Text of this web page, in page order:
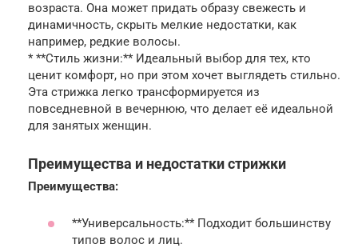
возраста. Она может придать образу свежесть и
динамичность, скрыть мелкие недостатки, как
например, редкие волосы.
* **Стиль жизни:** Идеальный выбор для тех, кто
ценит комфорт, но при этом хочет выглядеть стильно.
Эта стрижка легко трансформируется из
повседневной в вечернюю, что делает её идеальной
для занятых женщин.
Преимущества и недостатки стрижки
Преимущества:
**Универсальность:** Подходит большинству
типов волос и лиц.